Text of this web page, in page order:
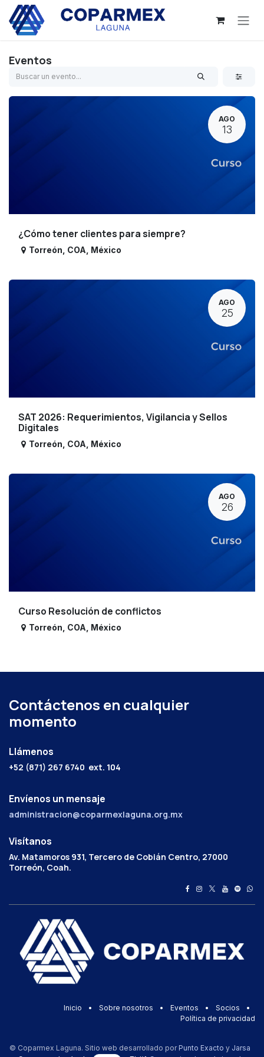
Ir al contenido
Eventos
AGO
13
¿Cómo tener clientes para siempre?
Torreón COA México
AGO
25
SAT 2026: Requerimientos, Vigilancia y Sellos
Digitales
Torreón COA México
AGO
26
Curso Resolución de conflictos
Torreón COA México
Contáctenos en cualquier
momento
Llámenos
+52 (871) 267 6740 ext. 104
Envíenos un mensaje
administracion@coparmexlaguna.org.mx
Visítanos
Av. Matamoros 931, Tercero de Cobián Centro, 27000
Torreón, Coah.
Inicio • Sobre nosotros • Eventos • Socios
•
Política de privacidad
© Coparmex Laguna. Sitio web desarrollado por Punto Exacto y Jarsa